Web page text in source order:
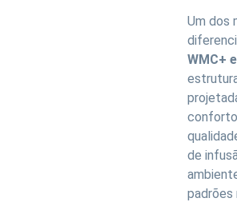
Um dos
WMC+
de
padrões